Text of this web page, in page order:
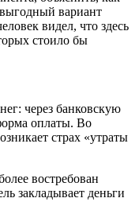
вариант
видел, что здесь
стоило бы
через банковскую
оплаты. Во
страх «утраты
востребован
закладывает деньги